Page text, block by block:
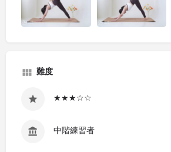
難度
★★★☆☆
中階練習者